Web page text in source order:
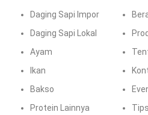
Daging Sapi Impor
Daging Sapi Lokal
Ayam
Ikan
Bakso
Protein Lainnya